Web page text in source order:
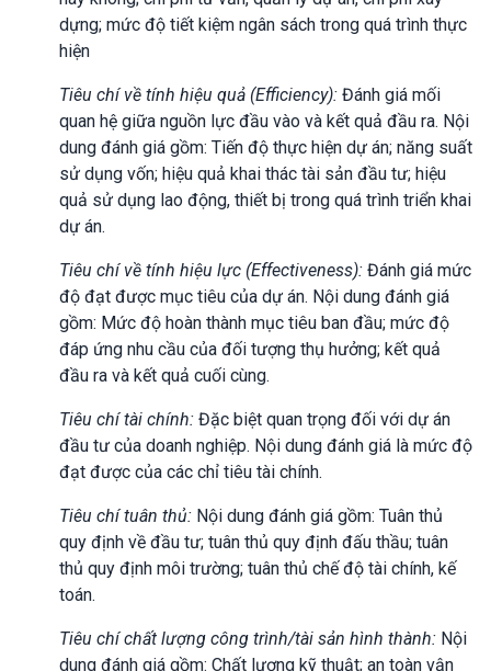
dựng; mức độ tiết kiệm ngân sách trong quá trình thực
hiện
Tiêu chí về tính hiệu quả (Efficiency): Đánh giá mối
quan hệ giữa nguồn lực đầu vào và kết quả đầu ra. Nội
dung đánh giá gồm: Tiến độ thực hiện dự án; năng suất
sử dụng vốn; hiệu quả khai thác tài sản đầu tư; hiệu
quả sử dụng lao động, thiết bị trong quá trình triển khai
dự án.
Tiêu chí về tính hiệu lực (Effectiveness): Đánh giá mức
độ đạt được mục tiêu của dự án. Nội dung đánh giá
gồm: Mức độ hoàn thành mục tiêu ban đầu; mức độ
đáp ứng nhu cầu của đối tượng thụ hưởng; kết quả
đầu ra và kết quả cuối cùng.
Tiêu chí tài chính: Đặc biệt quan trọng đối với dự án
đầu tư của doanh nghiệp. Nội dung đánh giá là mức độ
đạt được của các chỉ tiêu tài chính.
Tiêu chí tuân thủ: Nội dung đánh giá gồm: Tuân thủ
quy định về đầu tư; tuân thủ quy định đấu thầu; tuân
thủ quy định môi trường; tuân thủ chế độ tài chính, kế
toán.
Tiêu chí chất lượng công trình/tài sản hình thành: Nội
dung đánh giá gồm: Chất lượng kỹ thuật; an toàn vận